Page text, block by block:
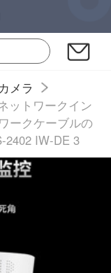
メラ
ットワークイン
ークケーブルの
2402 IW-DE 3